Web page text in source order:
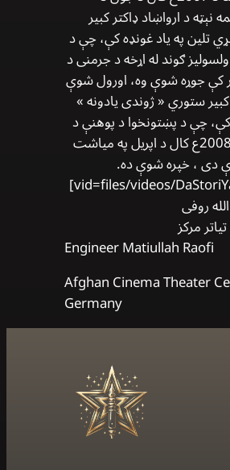
نېټه د ارواښاد ډاكتر كبير
تلين په یاد غونډه كې، چې د
ګوند له اړخه د جرمنی د
کې جوړه شوې وه، اورول شوې
ستوري « ژوندی یادونه »
چې د پښتونخوا د پوهنې د
دېرې لخوا د 2008ع کال د اپریل په مياشت
، خپره شوې ده.
روفی
مرکز
Engineer Matiullah Raofi
Afghan Cinema Theater
Germany